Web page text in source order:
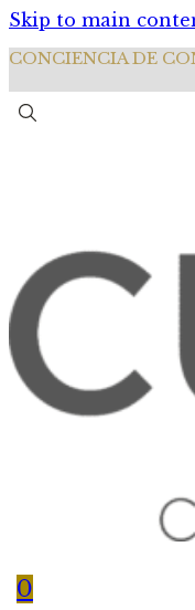
Skip to main
CONCIENCIA DE
0